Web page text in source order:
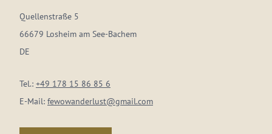
Quellenstraße 5
66679 Losheim am See-Bachem
DE
Tel.: +49 178 15 86 85 6
E-Mail: fewowanderlust@gmail.com